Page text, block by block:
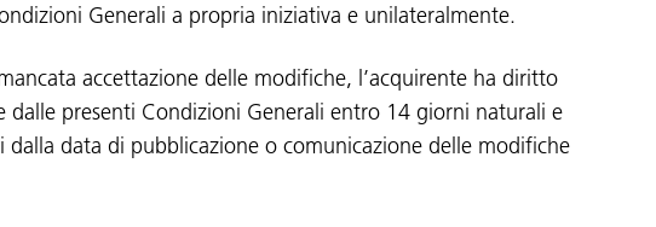
Generali a propria iniziativa e unilateralmente.
accettazione delle modifiche, l’acquirente ha diritto
dalle presenti Condizioni Generali entro 14 giorni naturali e
dalla data di pubblicazione o comunicazione delle modifiche